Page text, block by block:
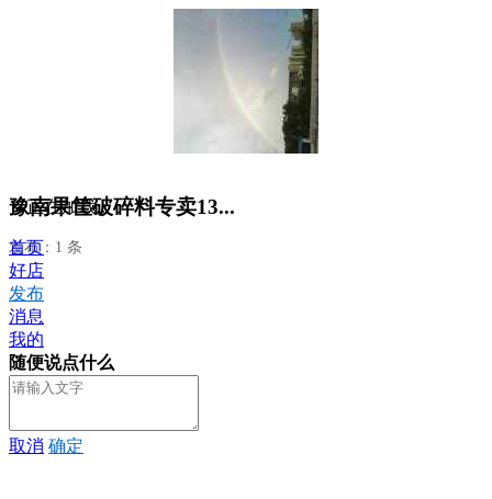
豫南果筐破碎料专卖13...
发布：1 条
正在加载...
首页
好店
发布
消息
我的
随便说点什么
取消 确定